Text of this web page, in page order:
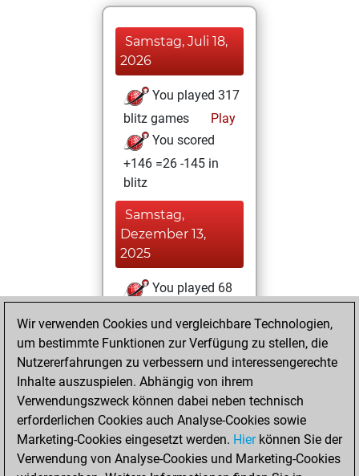
Samstag, Juli 18,
2026
You played 317
blitz games
Play
You scored
+146 =26 -145 in
blitz
Samstag,
Dezember 13,
2025
You played 68
You scored +34
=6 -28 in slow games
Dienstag,
September 9,
2025
You played 15
Wir verwenden Cookies und vergleichbare Technologien,
um bestimmte Funktionen zur Verfügung zu stellen, die
Nutzererfahrungen zu verbessern und interessengerechte
Inhalte auszuspielen. Abhängig von ihrem
Verwendungszweck können dabei neben technisch
erforderlichen Cookies auch Analyse-Cookies sowie
Marketing-Cookies eingesetzt werden. Hierkönnen Sie der
Verwendung von Analyse-Cookies und Marketing-Cookies